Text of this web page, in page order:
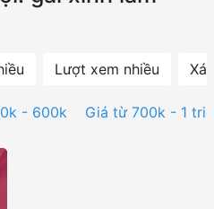
Lượt xem nhiều
- 600k Giá từ 700k - 1